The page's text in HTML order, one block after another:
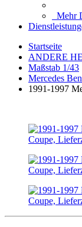
Mehr
Startseite
ANDERE
Maßstab 1/43
Mercedes
1991-1997